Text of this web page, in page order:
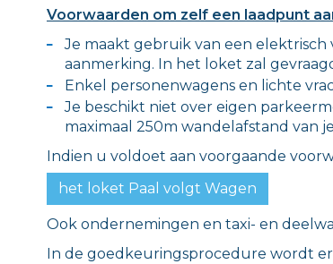
Voorwaarden om zelf een laadpunt
Je maakt gebruik van een
aanmerking. In het loket zal
Enkel personenwagens en lichte
Je beschikt niet over eigen
maximaal 250m wandelafstand van
Indien u voldoet aan voorgaande
het loket Paal volgt Wagen
Ook ondernemingen en taxi- en
In de goedkeuringsprocedure wordt